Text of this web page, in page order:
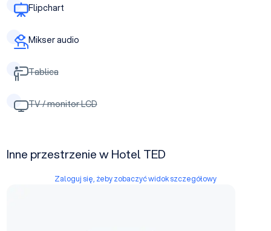
Flipchart
Mikser audio
Tablica
TV / monitor LCD
Inne przestrzenie w Hotel TED
Zaloguj się, żeby zobaczyć widok szczegółowy